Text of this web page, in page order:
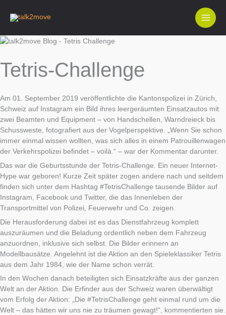
Inhalt
Tetris-Challenge
Am 01. September 2019 veröffentlichte die Kantonspolizei in Zürich,
Schweiz auf Instagram ein Bild ihres leergeräumten Einsatzautos mit
zwei Beamten und Equipment – von Handschellen, Warndreieck bis
Schussweste, fotografiert aus der Vogelperspektive. „Wenn Sie schon
immer einmal wissen wollten, was sich alles in einem Patrouillenwagen
der Verkehrspolizei befindet – voilà.“ – war der Kommentar darunter.
Das war die Geburtsstunde der Tetris-Challenge. Ein neuer Internet-
Hype war geboren! Kurze Zeit später zogen andere nach und seitdem
finden sich unter dem Hashtag #TetrisChallenge tausende Bilder auf
Instagram, Facebook und Twitter, die das Innenleben der
Transportmittel von Polizei, Feuerwehr und Co. zeigen.
Die Herausforderung dabei ist es das Dienstfahrzeug komplett
auszuräumen und die Beladung ordentlich neben dem Fahrzeug
anzuordnen, inklusive sich selbst. Die Bilder erinnern an
Modellbausätze. Angelehnt ist die Aktion an den Spieleklassiker Tetris
aus dem Jahr 1984, wie der Name schon verrät.
In den Wochen danach beteiligten sich Einsatzkräfte aus der ganzen
Welt an der Aktion. Die Erfinder aus der Schweiz waren überwältigt
vom Erfolg der Aktion: „Die #TetrisChallenge geht einmal rund um die
Welt – das hätten wir uns nie zu träumen gewagt!“, kommentierten sie.